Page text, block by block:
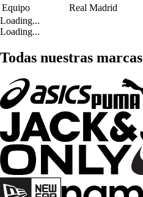
Equipo
Real Madrid
Loading...
Loading...
Todas nuestras marcas